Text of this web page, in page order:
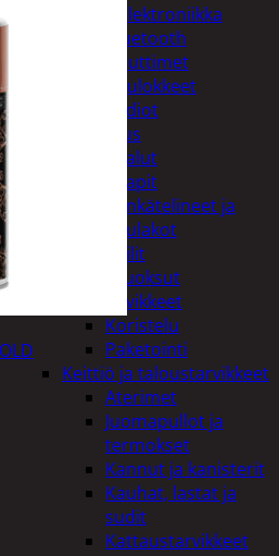
Viihde-elektroniikka
Bluetooth
kaiuttimet
Kuulokkeet
Radiot
Koti ja sisustus
Huonekalut
Kaapit
Kenkätelineet ja
naulakot
Peilit
Huonetuoksut
Juhlatarvikkeet
Koristelu
Paketointi
Keittiö ja taloustarvikkeet
Aterimet
Juomapullot ja
termokset
Kannut ja kanisterit
Kauhat, lastat ja
sudit
Kattaustarvikkeet